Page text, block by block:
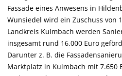
Fassade eines Anwesens in
Wunsiedel wird ein Zuschuss von
Landkreis Kulmbach werden
insgesamt rund 16.000 Euro
Darunter z. B. die
Marktplatz in Kulmbach mit 7.650